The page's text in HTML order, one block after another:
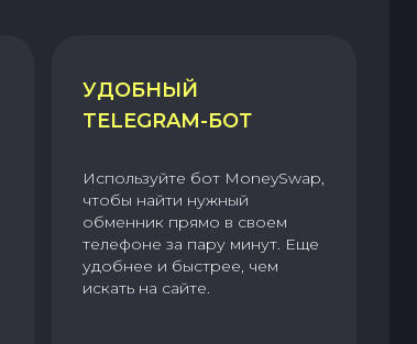
УДОБНЫЙ
TELEGRAM-БОТ
Используйте бот MoneySwap,
чтобы найти нужный
обменник прямо в своем
телефоне за пару минут. Еще
удобнее и быстрее, чем
искать на сайте.